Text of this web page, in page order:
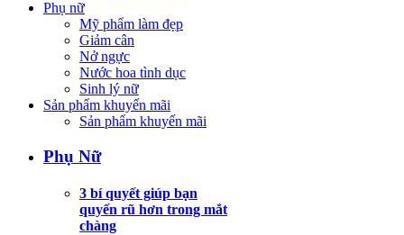
Phụ nữ
Mỹ phẩm làm đẹp
Giảm cân
Nở ngực
Nước hoa tình dục
Sinh lý nữ
Sản phẩm khuyến mãi
Sản phẩm khuyến mãi
Phụ Nữ
3 bí quyết giúp bạn
quyến rũ hơn trong mắt
chàng